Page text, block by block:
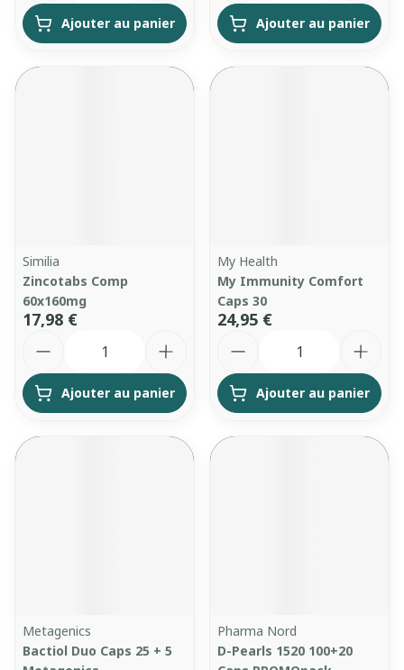
Ajouter au panier Ajouter au panier
Similia
Zincotabs Comp
60x160mg
17,98 €
Ajouter au panier
My Health
My Immunity Comfort
Caps 30
24,95 €
Ajouter au panier
Metagenics
Bactiol Duo Caps 25 + 5
Pharma Nord
D-Pearls 1520 100+20